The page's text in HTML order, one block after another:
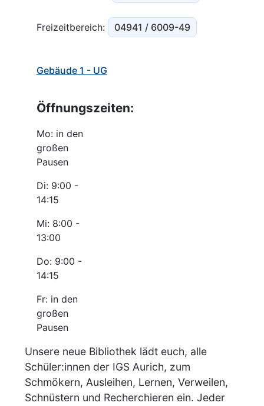
Freizeitbereich: 04941 / 6009-49
Gebäude 1 - UG
Öffnungszeiten:
Mo: in den
großen
Pausen
Di: 9:00 -
14:15
Mi: 8:00 -
13:00
Do: 9:00 -
14:15
Fr: in den
großen
Pausen
Unsere neue Bibliothek lädt euch, alle
Schüler:innen der IGS Aurich, zum
Schmökern, Ausleihen, Lernen, Verweilen,
Schnüstern und Recherchieren ein. Jeder